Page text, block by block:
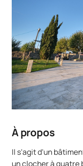
À propos
Il s'agit d'un
un clocher à quatre